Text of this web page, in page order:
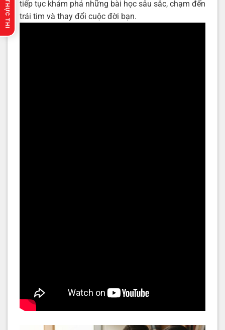
tiếp tục khám phá những bài học sâu sắc, chạm đến
trái tim và thay đổi cuộc đời bạn.